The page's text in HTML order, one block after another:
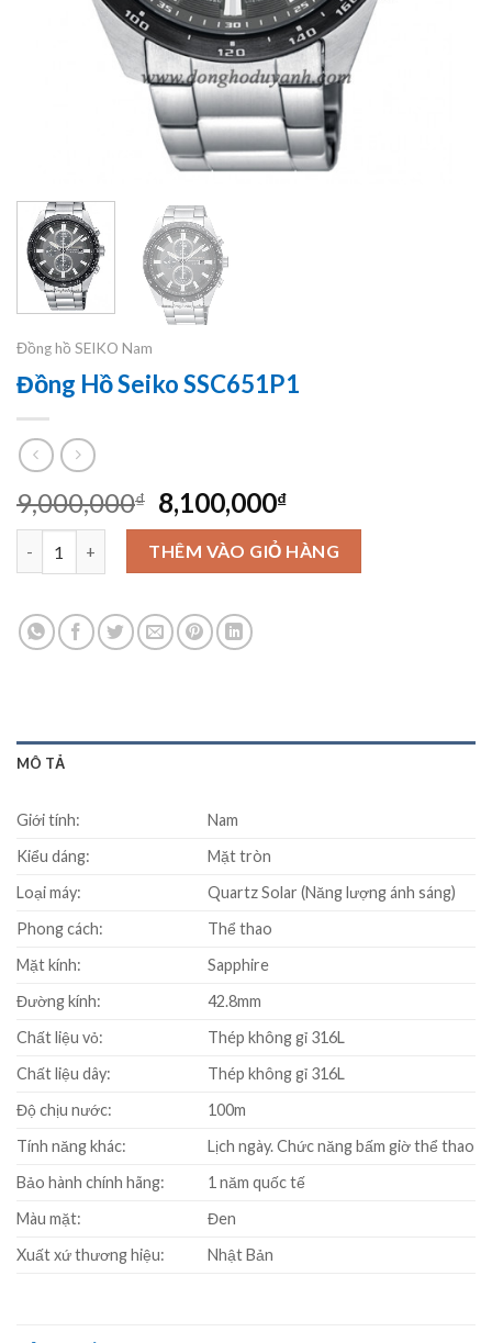
Đồng hồ SEIKO Nam
Đồng Hồ Seiko SSC651P1
9,000,000₫ Original
price
was:
9,000,000₫.
8,100,000₫Current
price
is:
8,100,000₫.
Đồng Hồ Seiko SSC651P1 số lượng
THÊM VÀO GIỎ HÀNG
MÔ TẢ
Giới tính:
Nam
Kiểu dáng:
Mặt tròn
Loại máy:
Quartz Solar (Năng lượng ánh sáng)
Phong cách:
Thể thao
Mặt kính:
Sapphire
Đường kính:
42.8mm
Chất liệu vỏ:
Thép không gỉ 316L
Chất liệu dây:
Thép không gỉ 316L
Độ chịu nước:
100m
Tính năng khác:
Lịch ngày. Chức năng bấm giờ thể thao
Bảo hành chính hãng:
1 năm quốc tế
Màu mặt:
Đen
Xuất xứ thương hiệu:
Nhật Bản